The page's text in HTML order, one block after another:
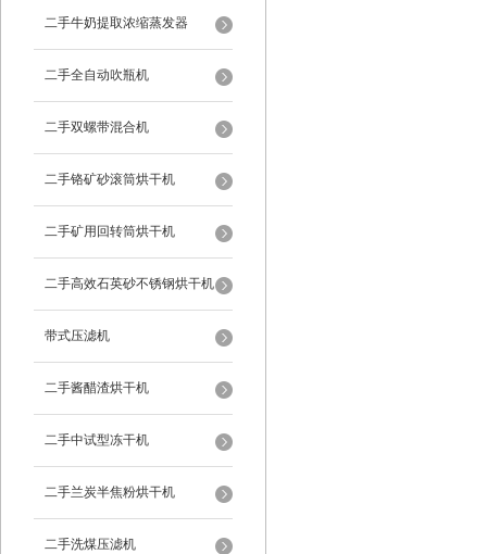
二手牛奶提取浓缩蒸发器
二手全自动吹瓶机
二手双螺带混合机
二手铬矿砂滚筒烘干机
二手矿用回转筒烘干机
二手高效石英砂不锈钢烘干机
带式压滤机
二手酱醋渣烘干机
二手中试型冻干机
二手兰炭半焦粉烘干机
二手洗煤压滤机